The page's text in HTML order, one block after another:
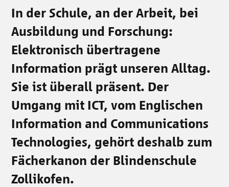
In der Schule, an der Arbeit, bei
Ausbildung und Forschung:
Elektronisch übertragene
Information prägt unseren Alltag.
Sie ist überall präsent. Der
Umgang mit ICT, vom Englischen
Information and Communications
Technologies, gehört deshalb zum
Fächerkanon der Blindenschule
Zollikofen.